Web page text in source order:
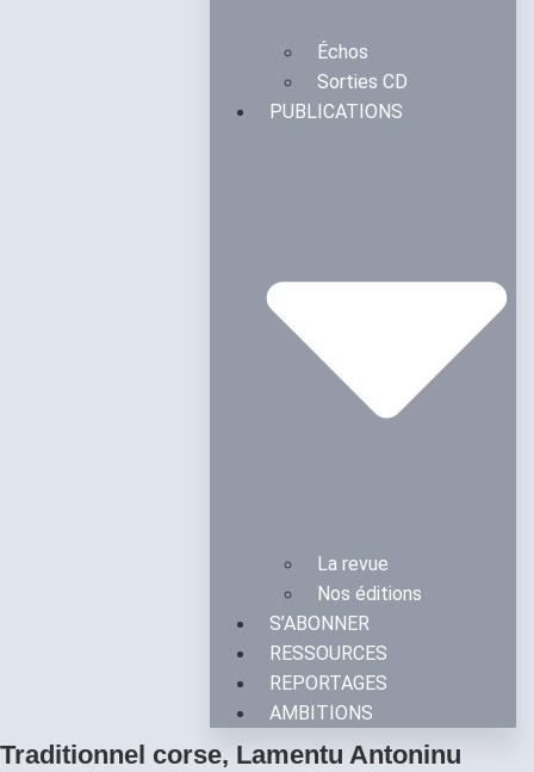
Échos
Sorties CD
PUBLICATIONS
La revue
Nos éditions
S’ABONNER
RESSOURCES
REPORTAGES
AMBITIONS
Traditionnel corse, Lamentu Antoninu